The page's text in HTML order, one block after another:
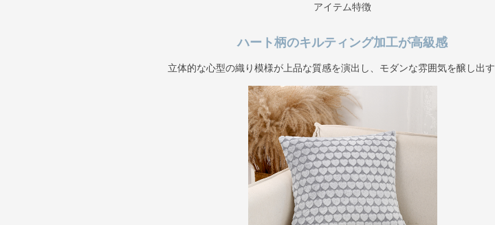
アイテム特徴
ハート柄のキルティング加工が高級感
立体的な心型の織り模様が上品な質感を演出し、モダンな雰囲気を醸し出す